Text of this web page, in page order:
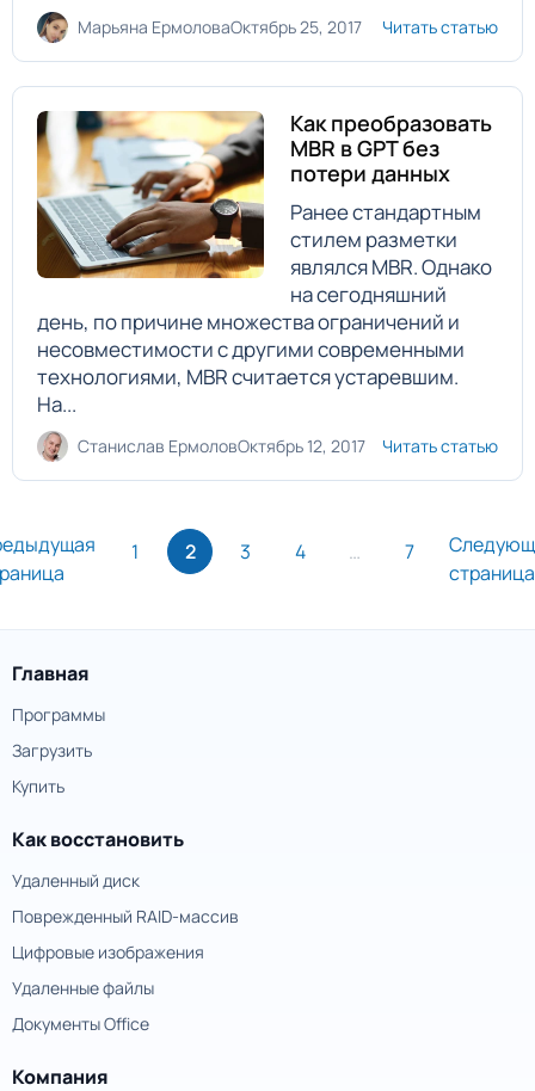
Марьяна ЕрмоловаОктябрь 25, 2017 Читать статью
Как преобразовать
MBR в GPT без
потери данных
Ранее стандартным
стилем разметки
являлся MBR. Однако
на сегодняшний
день, по причине множества ограничений и
несовместимости с другими современными
технологиями, MBR считается устаревшим.
На...
Станислав ЕрмоловОктябрь 12, 2017 Читать статью
1 2 3 4 … 7
страница
Главная
Программы
Загрузить
Купить
Как восстановить
Удаленный диск
Поврежденный RAID-массив
Цифровые изображения
Удаленные файлы
Документы Office
Компания